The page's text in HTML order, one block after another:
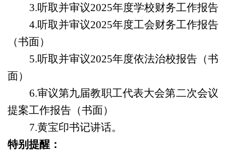
3.听取并审议2025年度学校财务工作报告
4.听取并审议2025年度工会财务工作报告
（书面）
5.听取并审议2025年度依法治校报告（书
面）
6.审议第九届教职工代表大会第二次会议
提案工作报告 （书面）
7.黄宝印书记讲话。
特别提醒：